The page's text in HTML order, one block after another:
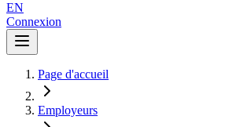
EN
Connexion
Page d'accueil
Employeurs